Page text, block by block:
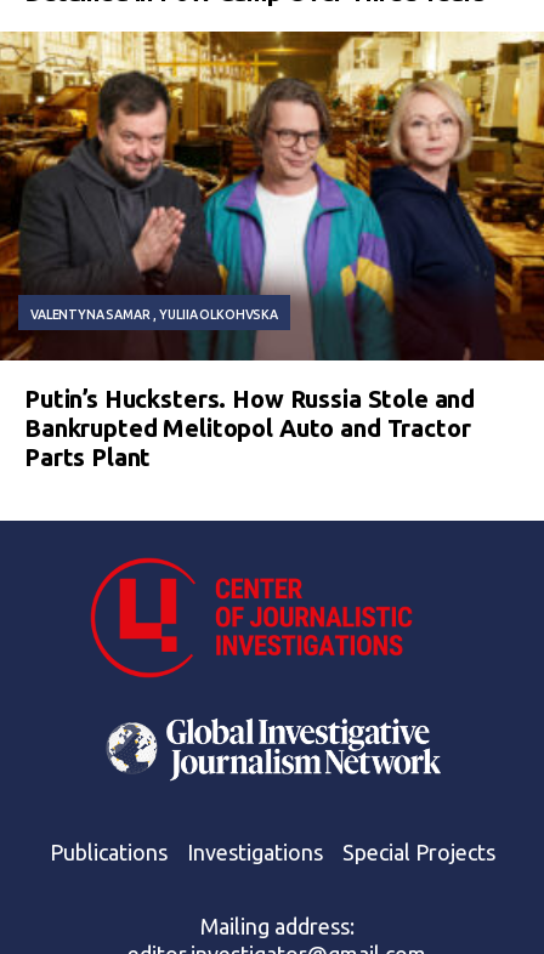
VALENTYNA SAMAR YULIIA OLKOHVSKA
Putin’s Hucksters. How Russia Stole and
Bankrupted Melitopol Auto and Tractor
Parts Plant
Publications Investigations Special Projects
Mailing address: